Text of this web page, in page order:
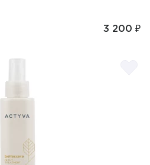
3 200 ₽